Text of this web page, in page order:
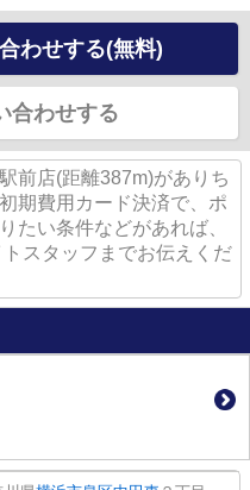
わせする(無料)
合わせする
前店(距離387m)がありち
期費用カード決済で、ポ
たい条件などがあれば、
スタッフまでお伝えくだ